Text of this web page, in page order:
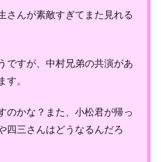
さんが素敵すぎてまた見れる
ですが、中村兄弟の共演があ
。
のかな？また、小松君が帰っ
四三さんはどうなるんだろ